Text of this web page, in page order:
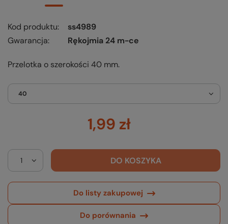
Kod produktu
ss4989
Gwarancja
Rękojmia 24 m-ce
Przelotka o szerokości 40 mm.
40
1,99 zł
DO KOSZYKA
Do listy zakupowej
Do porównania